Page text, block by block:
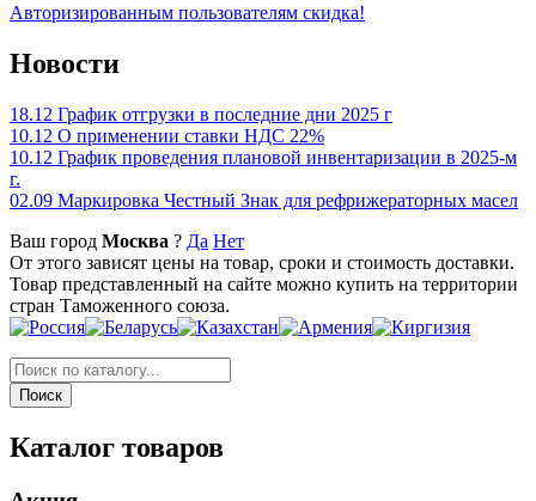
Авторизированным пользователям скидка!
Новости
18.12 График отгрузки в последние дни 2025 г
10.12 О применении ставки НДС 22%
10.12 График проведения плановой инвентаризации в 2025-м
г.
02.09 Маркировка Честный Знак для рефрижераторных масел
Ваш город Москва ? Да Нет
От этого зависят цены на товар, сроки и стоимость доставки.
Товар представленный на сайте можно купить на территории
стран Таможенного союза.
Каталог товаров